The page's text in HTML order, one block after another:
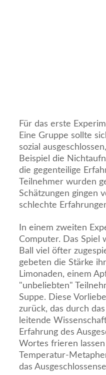
Für das erste
Eine Gruppe sollte
sozial
Beispiel die
die gegenteilige
Teilnehmer wurden
Schätzungen gingen
schlechte
In einem zweiten
Computer. Das Spiel
Ball viel öfter
gebeten die Stärke
Limonaden, einem
"unbeliebten"
Suppe. Diese
zurück, das durch
leitende
Erfahrung des
Wortes frieren
Temperatur-
das